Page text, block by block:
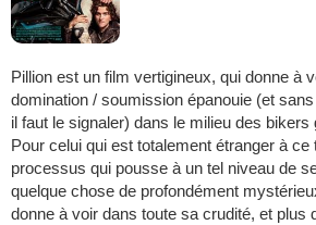
Pillion est un film vertigineux, qui donne à
domination / soumission épanouie (et
il faut le signaler) dans le milieu des bikers
Pour celui qui est totalement étranger à ce
processus qui pousse à un tel niveau de
quelque chose de profondément
donne à voir dans toute sa crudité, et plus